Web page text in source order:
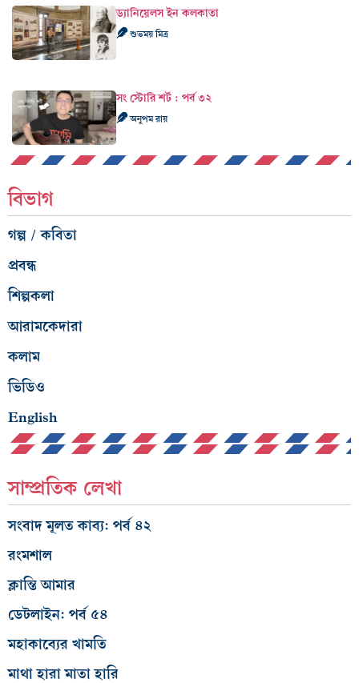
ড্যানিয়েলস ইন কলকাতা
শুভময় মিত্র
সং স্টোরি শর্ট : পর্ব ৩২
অনুপম রায়
বিভাগ
গল্প / কবিতা
প্রবন্ধ
শিল্পকলা
আরামকেদারা
কলাম
ভিডিও
English
সাম্প্রতিক লেখা
সংবাদ মূলত কাব্য: পর্ব ৪২
রংমশাল
ক্লান্তি আমার
ডেটলাইন: পর্ব ৫৪
মহাকাব্যের খামতি
মাথা হারা মাতা হারি